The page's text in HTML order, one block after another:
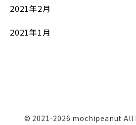
2021年2月
2021年1月
© 2021-2026 mochipeanut All